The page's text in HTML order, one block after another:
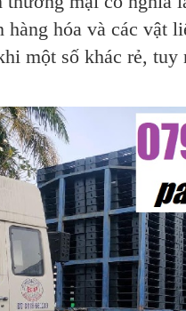
hàng hóa và các vật
một số khác rẻ, tuy